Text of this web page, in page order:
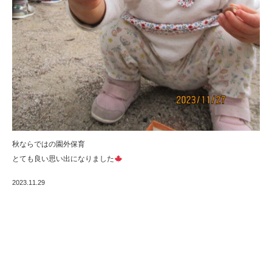
秋ならではの園外保育
とても良い思い出になりました
2023.11.29